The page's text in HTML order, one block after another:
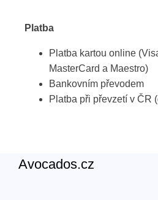
Platba
Platba kartou online
MasterCard a Maestro)
Bankovním převodem
Platba při převzetí v ČR
Avocados.cz